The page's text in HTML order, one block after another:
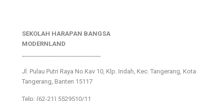
SEKOLAH HARAPAN BANGSA
MODERNLAND
Jl. Pulau Putri Raya No.Kav 10, Klp. Indah, Kec. Tangerang, Kota
Tangerang, Banten 15117
Telp: (62-21) 5529510/11